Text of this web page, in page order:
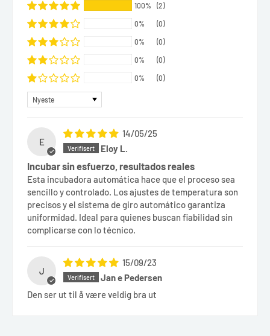
100% (2)
0% (0)
0% (0)
0% (0)
0% (0)
Sort by
E
14/05/25
Eloy L.
Incubar sin esfuerzo, resultados reales
Esta incubadora automática hace que el proceso sea
sencillo y controlado. Los ajustes de temperatura son
precisos y el sistema de giro automático garantiza
uniformidad. Ideal para quienes buscan fiabilidad sin
complicarse con lo técnico.
J
15/09/23
Jan e Pedersen
Den ser ut til å være veldig bra ut